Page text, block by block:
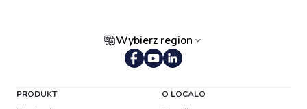
Wybierz region
PRODUKT O LOCALO